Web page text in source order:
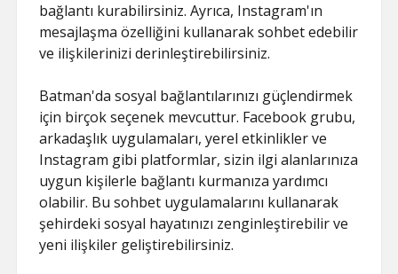
bağlantı kurabilirsiniz. Ayrıca, Instagram'ın
mesajlaşma özelliğini kullanarak sohbet edebilir
ve ilişkilerinizi derinleştirebilirsiniz.
Batman'da sosyal bağlantılarınızı güçlendirmek
için birçok seçenek mevcuttur. Facebook grubu,
arkadaşlık uygulamaları, yerel etkinlikler ve
Instagram gibi platformlar, sizin ilgi alanlarınıza
uygun kişilerle bağlantı kurmanıza yardımcı
olabilir. Bu sohbet uygulamalarını kullanarak
şehirdeki sosyal hayatınızı zenginleştirebilir ve
yeni ilişkiler geliştirebilirsiniz.